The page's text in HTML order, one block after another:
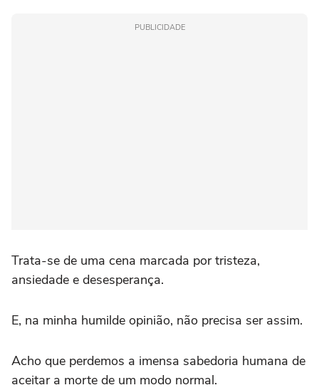
PUBLICIDADE
Trata-se de uma cena marcada por tristeza,
ansiedade e desesperança.
E, na minha humilde opinião, não precisa ser assim.
Acho que perdemos a imensa sabedoria humana de
aceitar a morte de um modo normal.